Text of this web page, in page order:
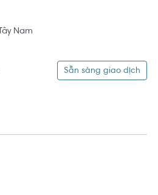
Tây Nam
Sẵn sàng giao dịch